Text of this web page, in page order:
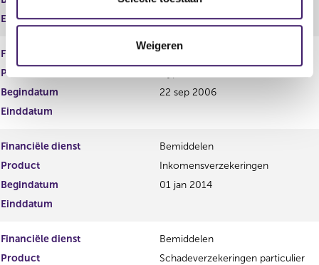
c
i
Weigeren
Einddatum
Financiële dienst
Bemiddelen
Product
Begindatum
22 sep 2006
Einddatum
Financiële dienst
Bemiddelen
Product
Inkomensverzekeringen
Begindatum
01 jan 2014
Einddatum
Financiële dienst
Bemiddelen
Product
Schadeverzekeringen particulier